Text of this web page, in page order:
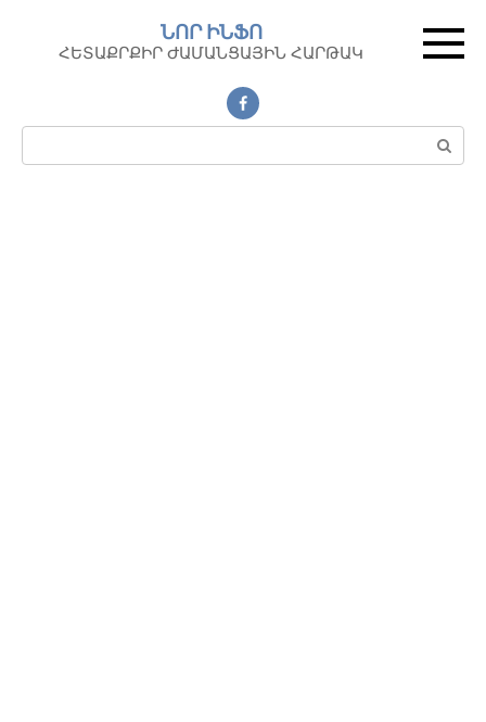
контенту
ՆՈՐ ԻՆՖՈ
ՀԵՏԱՔՐՔԻՐ ԺԱՄԱՆՑԱՅԻՆ ՀԱՐԹԱԿ
Поиск: